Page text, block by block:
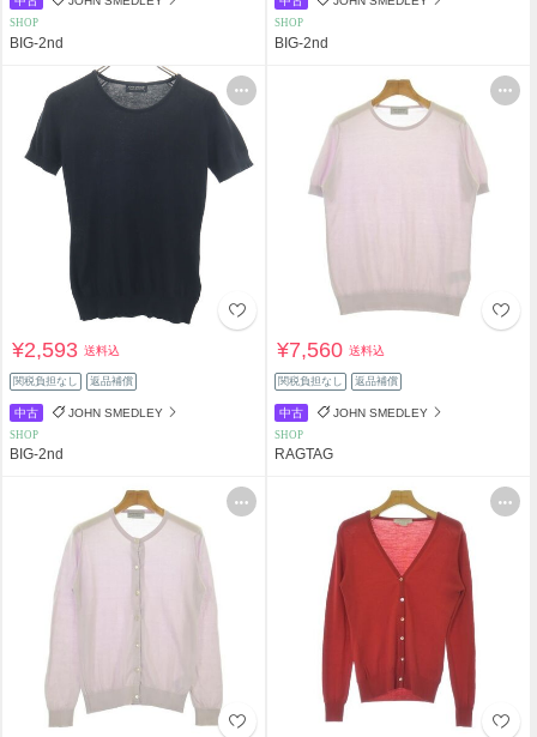
SHOP
BIG-2nd
SHOP
BIG-2nd
¥2,593送料込
関税負担なし 返品補償
中古 JOHN SMEDLEY
SHOP
BIG-2nd
¥7,560送料込
関税負担なし 返品補償
中古 JOHN SMEDLEY
SHOP
RAGTAG